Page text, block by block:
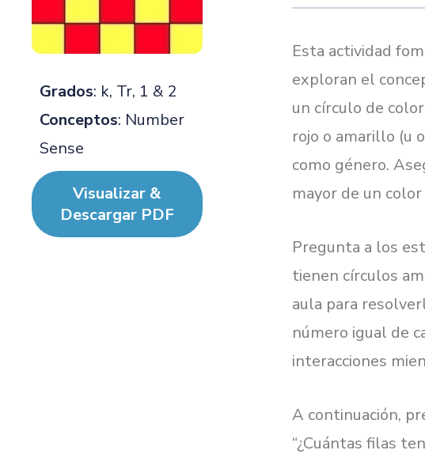
Grados: k, Tr, 1 & 2
Conceptos: Number
Sense
Visualizar &
Descargar PDF
Esta actividad
exploran el
un círculo de
rojo o amarillo (u
como género.
mayor de un
Pregunta a los
tienen círculos
aula para
número igual de
interacciones
A continuación,
“¿Cuántas filas